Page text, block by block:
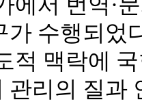
가 수행되었
적 맥락에
관리의 질과